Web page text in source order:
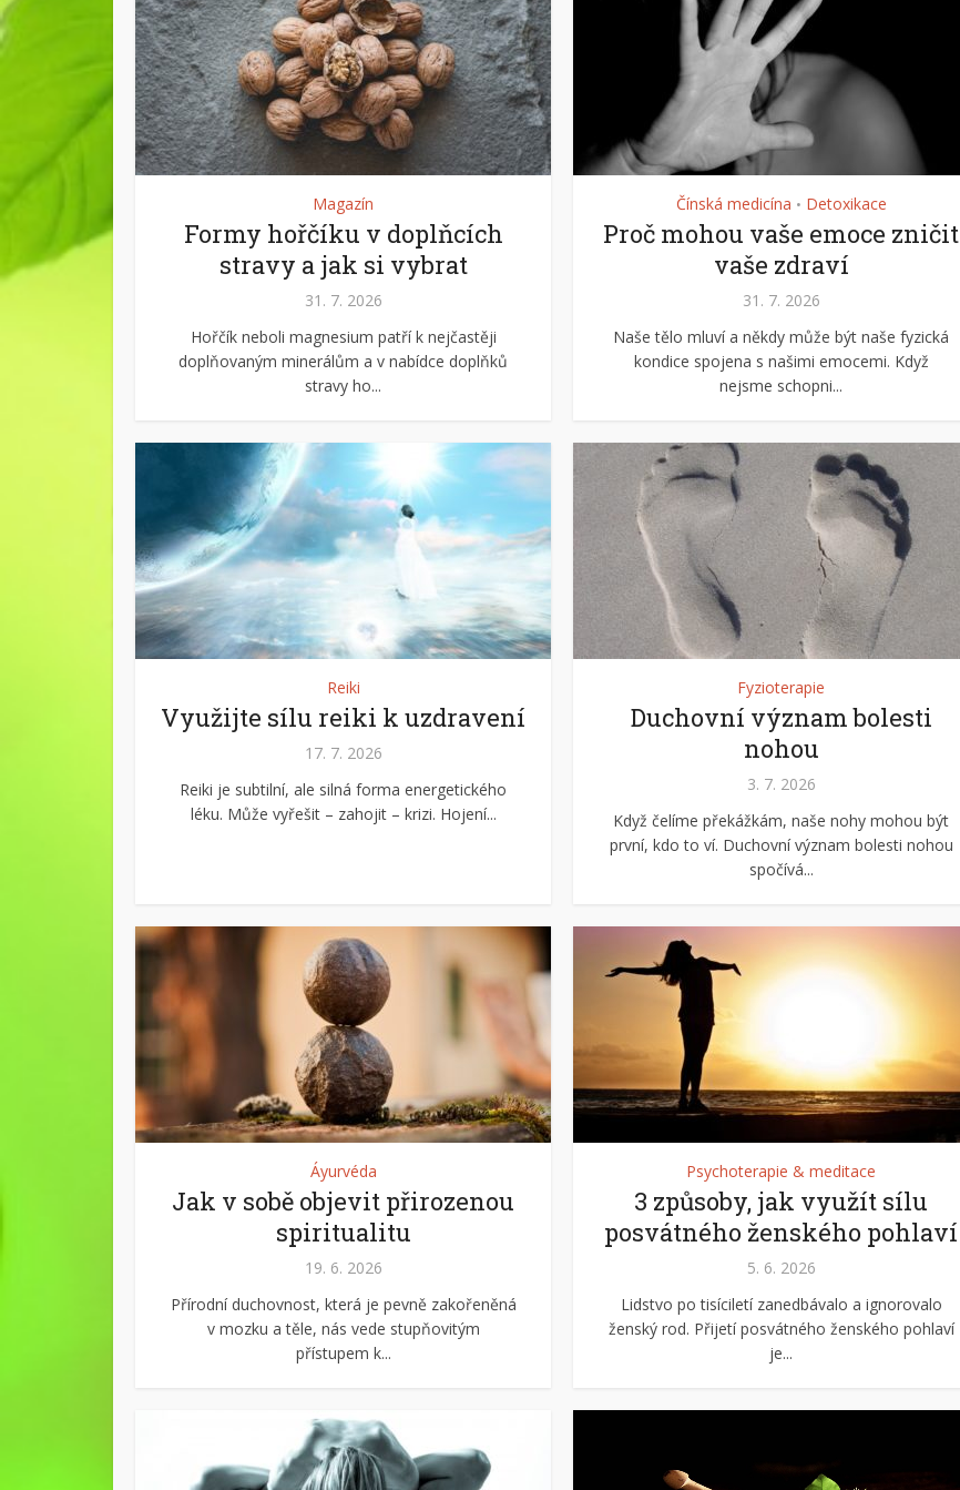
Magazín
Formy hořčíku v doplňcích
stravy a jak si vybrat
31. 7. 2026
Hořčík neboli magnesium patří k nejčastěji
doplňovaným minerálům a v nabídce doplňků
stravy ho...
Čínská medicína • Detoxikace
Proč mohou vaše emoce zničit
vaše zdraví
31. 7. 2026
Naše tělo mluví a někdy může být naše fyzická
kondice spojena s našimi emocemi. Když
nejsme schopni...
Reiki
Využijte sílu reiki k uzdravení
17. 7. 2026
Reiki je subtilní, ale silná forma energetického
léku. Může vyřešit – zahojit – krizi. Hojení...
Fyzioterapie
Duchovní význam bolesti
nohou
3. 7. 2026
Když čelíme překážkám, naše nohy mohou být
první, kdo to ví. Duchovní význam bolesti nohou
spočívá...
Áyurvéda
Jak v sobě objevit přirozenou
spiritualitu
19. 6. 2026
Přírodní duchovnost, která je pevně zakořeněná
v mozku a těle, nás vede stupňovitým
přístupem k...
Psychoterapie & meditace
3 způsoby, jak využít sílu
posvátného ženského pohlaví
5. 6. 2026
Lidstvo po tisíciletí zanedbávalo a ignorovalo
ženský rod. Přijetí posvátného ženského pohlaví
je...